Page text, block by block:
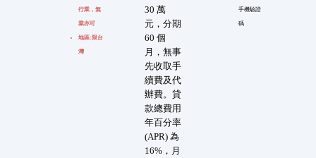
行業，無
業亦可
地區:限台
灣
30 萬
元，分期
60 個
月，無事
先收取手
續費及代
辦費。貸
款總費用
年百分率
(APR) 為
16%，月
手機驗證
碼